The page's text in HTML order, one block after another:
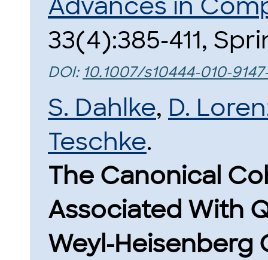
33(4):385-411,
DOI: 10.1007/s10444-010-
S. Dahlke, D.
Teschke.
The Canonical
Associated With
Weyl-Heisenberg